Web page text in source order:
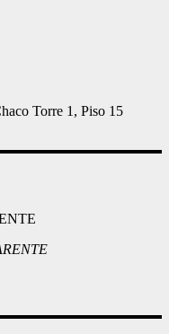
Torre 1, Piso 15